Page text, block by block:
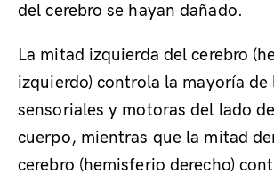
del cerebro se hayan dañado.
La mitad izquierda del cerebro
izquierdo) controla la mayoría
sensoriales y motoras del lado
cuerpo, mientras que la mitad
cerebro (hemisferio derecho)